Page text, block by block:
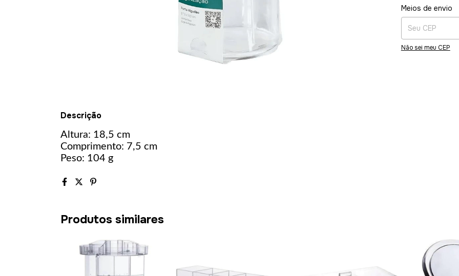
Entregas para o CEP:
Meios de envio
Não sei meu CEP
Descrição
Altura: 18,5 cm
Comprimento: 7,5 cm
Peso: 104 g
Produtos similares